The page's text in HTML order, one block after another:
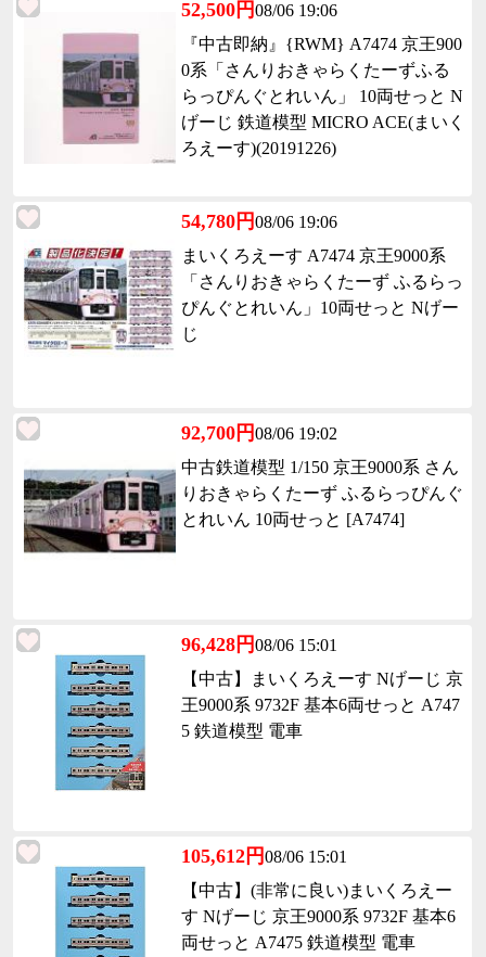
52,500円08/06 19:06
『中古即納』{RWM} A7474 京王900
0系「さんりおきゃらくたーずふる
らっぴんぐとれいん」 10両せっと N
げーじ 鉄道模型 MICRO ACE(まいく
ろえーす)(20191226)
54,780円08/06 19:06
まいくろえーす A7474 京王9000系
「さんりおきゃらくたーず ふるらっ
ぴんぐとれいん」10両せっと Nげー
じ
92,700円08/06 19:02
中古鉄道模型 1/150 京王9000系 さん
りおきゃらくたーず ふるらっぴんぐ
とれいん 10両せっと [A7474]
96,428円08/06 15:01
【中古】まいくろえーす Nげーじ 京
王9000系 9732F 基本6両せっと A747
5 鉄道模型 電車
105,612円08/06 15:01
【中古】(非常に良い)まいくろえー
す Nげーじ 京王9000系 9732F 基本6
両せっと A7475 鉄道模型 電車